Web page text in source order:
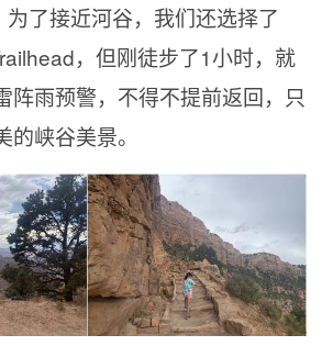
为了接近河谷，我们还选择了
，但刚徒步了1小时，就
阵雨预警，不得不提前返回，只
峡谷美景。